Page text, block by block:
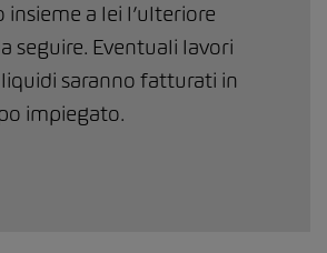
insieme a lei l’ulteriore
seguire. Eventuali lavori
saranno fatturati in
impiegato.